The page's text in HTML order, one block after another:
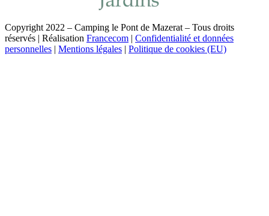
Copyright 2022 – Camping le Pont de Mazerat – Tous droits
réservés | Réalisation Francecom | Confidentialité et données
personnelles | Mentions légales | Politique de cookies (EU)